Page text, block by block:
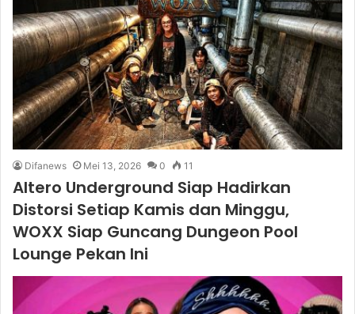
Difanews Mei 13, 2026 0 11
Altero Underground Siap Hadirkan
Distorsi Setiap Kamis dan Minggu,
WOXX Siap Guncang Dungeon Pool
Lounge Pekan Ini